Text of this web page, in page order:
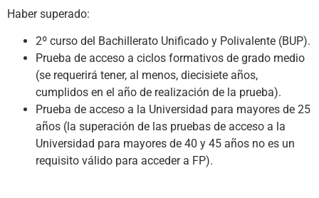
Haber superado:
2º curso del Bachillerato Unificado y Polivalente (BUP).
Prueba de acceso a ciclos formativos de grado medio
(se requerirá tener, al menos, diecisiete años,
cumplidos en el año de realización de la prueba).
Prueba de acceso a la Universidad para mayores de 25
años (la superación de las pruebas de acceso a la
Universidad para mayores de 40 y 45 años no es un
requisito válido para acceder a FP).